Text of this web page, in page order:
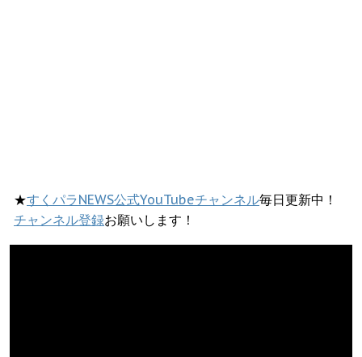
★すくパラNEWS公式YouTubeチャンネル毎日更新中！
チャンネル登録お願いします！